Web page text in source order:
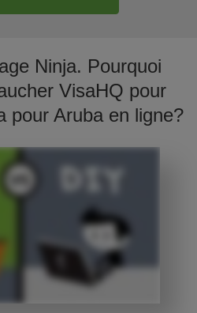
Ninja. Pourquoi
VisaHQ pour
pour Aruba en ligne?